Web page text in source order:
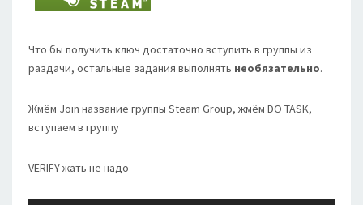
Что бы получить ключ достаточно вступить в группы из
раздачи, остальные задания выполнять необязательно.
Жмём Join название группы Steam Group, жмём DO TASK,
вступаем в группу
VERIFY жать не надо